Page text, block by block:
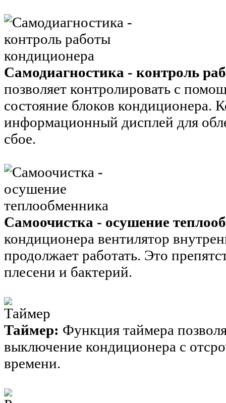
Самодиагностика - контроль
позволяет контролировать с
состояние блоков кондиционера.
информационный дисплей для
сбое.
Самоочистка - осушение
кондиционера вентилятор
продолжает работать. Это
плесени и бактерий.
Таймер: Функция таймера
выключение кондиционера с
времени.